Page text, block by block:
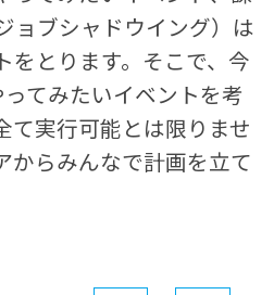
ョブシャドウイング）は
をとります。そこで、今
てみたいイベントを考
て実行可能とは限りませ
からみんなで計画を立て